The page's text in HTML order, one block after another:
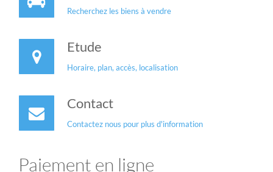
Recherchez les biens à vendre
Etude
Horaire, plan, accès, localisation
Contact
Contactez nous pour plus d'information
Paiement en ligne